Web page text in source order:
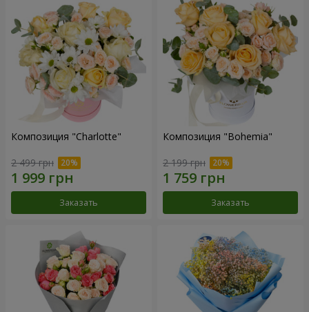
Композиция "Charlotte"
2 499 грн
Заказать
Композиция "Bohemia"
2 199 грн
Заказать